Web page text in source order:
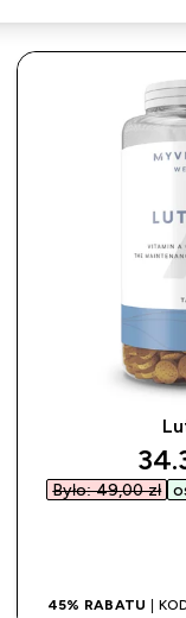
Było: 49,00 zł‎
45% RABATU |